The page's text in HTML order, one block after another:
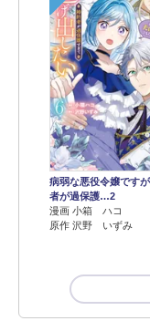
病弱な悪役令嬢です
者が過保護…2
漫画 小箱 ハコ
原作 沢野 いずみ